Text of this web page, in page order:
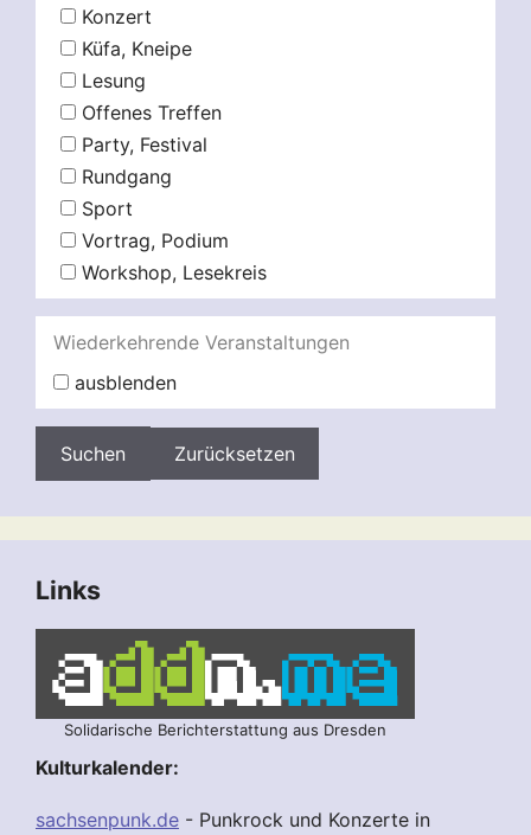
Konzert
Küfa, Kneipe
Lesung
Offenes Treffen
Party, Festival
Rundgang
Sport
Vortrag, Podium
Workshop, Lesekreis
Wiederkehrende Veranstaltungen
ausblenden
Zurücksetzen
Links
Solidarische Berichterstattung aus Dresden
Kulturkalender:
sachsenpunk.de - Punkrock und Konzerte in